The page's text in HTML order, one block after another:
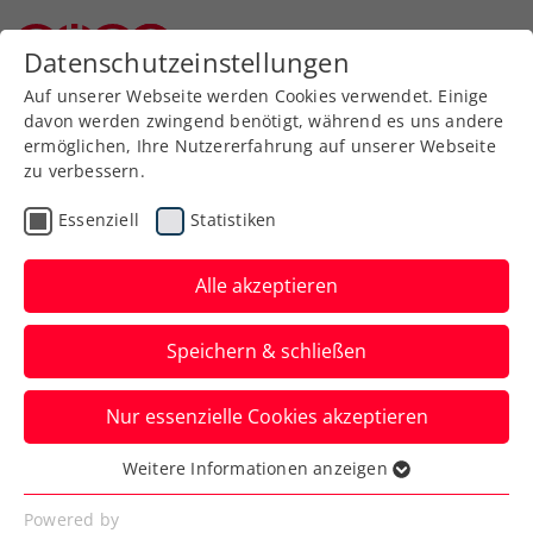
Zurück zur Newsübersicht
Turniere
BAD WALTERSDORF
TROPHY: Munar stürmt
zu Jubiläumstitel
Doch beide Finalisten fühlen sich beim
ATP-Challenger in der Steiermark
merklich wie zu Hause.
Verfasst von: Presseaussendung / Redaktion, 23.09.2024
Datenschutzeinstellungen
Auf unserer Webseite werden Cookies verwendet. Einige
davon werden zwingend benötigt, während es uns andere
ermöglichen, Ihre Nutzererfahrung auf unserer Webseite
zu verbessern.
Essenziell Statistiken
Alle akzeptieren
Speichern & schließen
Nur essenzielle Cookies akzeptieren
Essenziell
Essenzielle Cookies werden für grundlegende
Weitere Informationen anzeigen
Powered by